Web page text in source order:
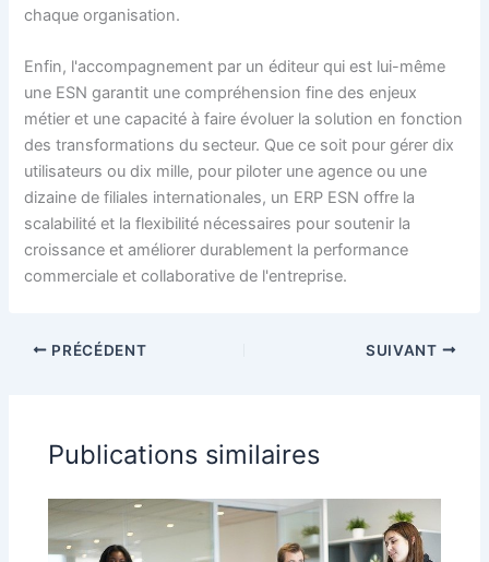
chaque organisation.
Enfin, l'accompagnement par un éditeur qui est lui-même
une ESN garantit une compréhension fine des enjeux
métier et une capacité à faire évoluer la solution en fonction
des transformations du secteur. Que ce soit pour gérer dix
utilisateurs ou dix mille, pour piloter une agence ou une
dizaine de filiales internationales, un ERP ESN offre la
scalabilité et la flexibilité nécessaires pour soutenir la
croissance et améliorer durablement la performance
commerciale et collaborative de l'entreprise.
PRÉCÉDENT SUIVANT
Publications similaires